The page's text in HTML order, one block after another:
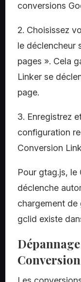
conversions
2. Choisissez
le déclencheur
pages ». Cela
Linker se
page.
3. Enregistrez
configuration
Conversion
Pour gtag.js, le
déclenche
chargement de
gclid existe